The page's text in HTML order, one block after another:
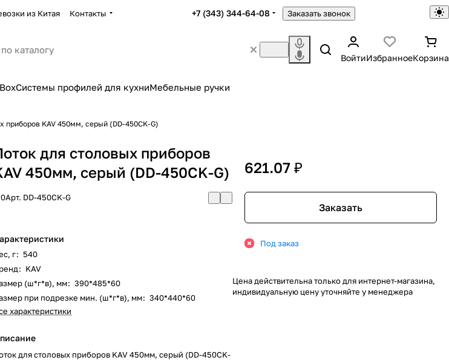
из Китая Контакты +7 (343) 344-64-08 Заказать звонок
ВойтиИзбранноеКорзина
Системы профилей для кухниМебельные ручки
приборов KAV 450мм, серый (DD-450CK-G)
для столовых приборов
450мм, серый (DD-450CK-G)
0Арт. DD-450CK-G
г: 540
: KAV
(ш*г*в), мм: 390*485*60
при подрезке мин. (ш*г*в), мм: 340*440*60
характеристики
для столовых приборов KAV 450мм, серый (DD-450CK-
621.07 ₽
Заказать
Под заказ
Цена действительна только для интернет-магазина,
индивидуальную цену уточняйте у менеджера